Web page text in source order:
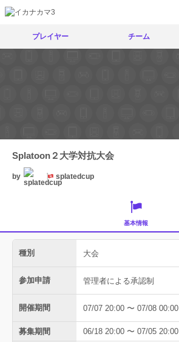
プレイヤー チーム
Splatoon２大学対抗大会
by splatedcup
基本情報
種別 大会
参加申請 管理者による承認制
開催期間 07/07 20:00 〜 07/08 00:00
募集期間 06/18 20:00 〜 07/05 20:00